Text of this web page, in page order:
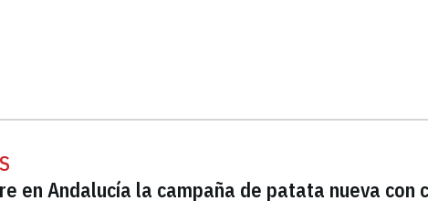
en Andalucía la campaña de patata nueva con